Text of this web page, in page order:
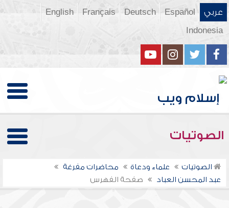
عربي Español
Deutsch
Français
English
Indonesia
الصوتيات
الصوتيات علماء ودعاة
محاضرات مفرغة
عبد المحسن العباد
صفحة الفهرس